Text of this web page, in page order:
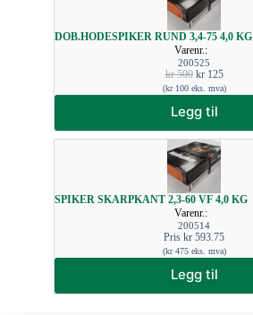
DOB.HODESPIKER RUND 3,4-75 4,0 KG
Varenr.:
200525
kr500 kr125
(kr100eks. mva)
Legg til
SPIKER SKARPKANT 2,3-60 VF 4,0 KG
Varenr.:
200514
Pris kr 593.75
(kr475eks. mva)
Legg til